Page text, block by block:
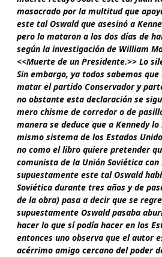
masacrado por la multitud que
este tal Oswald que asesinó a
pero lo mataron a los dos días de
según la investigación de William
<<Muerte de un Presidente.>> Lo
Sin embargo, ya todos sabemos
matar el partido Conservador y
no obstante esta declaración se
mero chisme de corredor o de
manera se deduce que a Kennedy
mismo sistema de los Estados
no como el libro quiere pretender
comunista de la Unión Soviética
supuestamente este tal Oswald
Soviética durante tres años y de
de la obra) pasa a decir que se
supuestamente Oswald pasaba
hacer lo que sí podía hacer en los
entonces uno observa que el autor
acérrimo amigo cercano del poder